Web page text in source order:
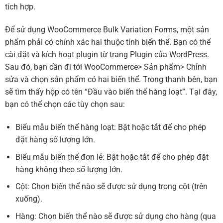
tích hợp.
Để sử dụng WooCommerce Bulk Variation Forms, một sản
phẩm phải có chính xác hai thuộc tính biến thể. Bạn có thể
cài đặt và kích hoạt plugin từ trang Plugin của WordPress.
Sau đó, bạn cần đi tới WooCommerce> Sản phẩm> Chỉnh
sửa và chọn sản phẩm có hai biến thể. Trong thanh bên, bạn
sẽ tìm thấy hộp có tên “Đầu vào biến thể hàng loạt”. Tại đây,
bạn có thể chọn các tùy chọn sau:
Biểu mẫu biến thể hàng loạt: Bật hoặc tắt để cho phép
đặt hàng số lượng lớn.
Biểu mẫu biến thể đơn lẻ: Bật hoặc tắt để cho phép đặt
hàng không theo số lượng lớn.
Cột: Chọn biến thể nào sẽ được sử dụng trong cột (trên
xuống).
Hàng: Chọn biến thể nào sẽ được sử dụng cho hàng (qua